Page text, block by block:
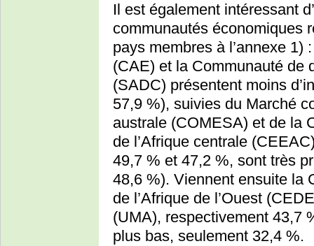
Il est également intéressant
communautés économiques
pays membres à l’annexe 1)
(CAE) et la Communauté de
(SADC) présentent moins
57,9 %), suivies du Marché
australe (COMESA) et de la
de l’Afrique centrale
49,7 % et 47,2 %, sont très
48,6 %). Viennent ensuite la
de l’Afrique de l’Ouest
(UMA), respectivement 43,7
plus bas, seulement 32,4 %.